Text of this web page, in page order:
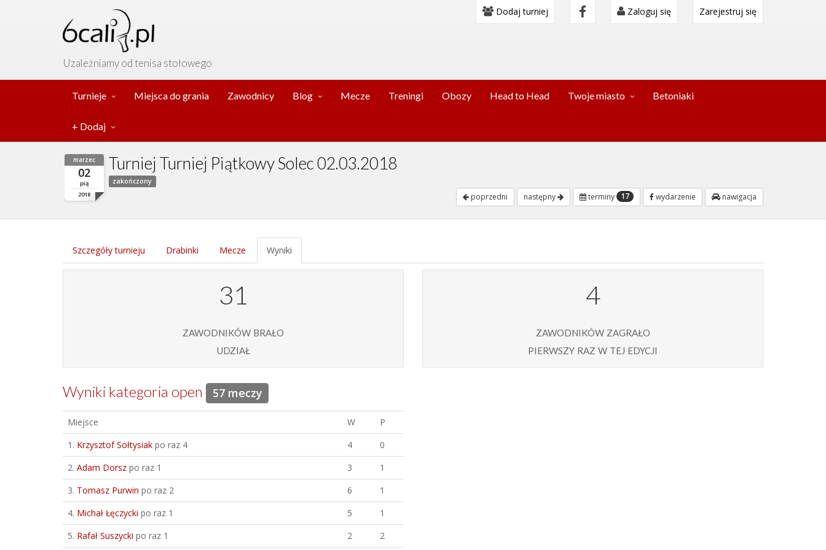
Uzależniamy od tenisa stołowego
Dodaj turniej Zaloguj się Zarejestruj się
Turnieje Miejsca do grania Zawodnicy Blog Mecze Treningi Obozy Head to Head Twoje miasto Betoniaki
+ Dodaj
marzec
02
pią
2018
Turniej Turniej Piątkowy Solec 02.03.2018
zakończony
poprzedni następny terminy 17 wydarzenie nawigacja
Szczegóły turnieju Drabinki Mecze Wyniki
31
zawodników brało
udział
4
zawodników zagrało
pierwszy raz w tej edycji
Wyniki kategoria open 57 meczy
Miejsce W
P
1. Krzysztof Sołtysiak po raz 4 4
0
2. Adam Dorsz po raz 1 3
1
3. Tomasz Purwin po raz 2 6
1
4. Michał Łęczycki po raz 1 5
1
5. Rafał Suszycki po raz 1 2
2